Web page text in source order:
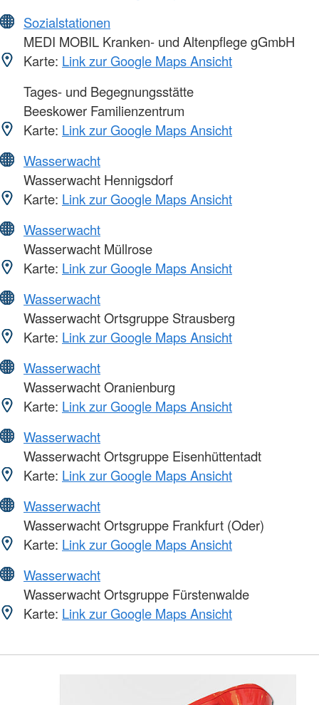
Sozialstationen
MEDI MOBIL Kranken- und Altenpflege gGmbH
Karte: Link zur Google Maps Ansicht
Tages- und Begegnungsstätte
Beeskower Familienzentrum
Karte: Link zur Google Maps Ansicht
Wasserwacht
Wasserwacht Hennigsdorf
Karte: Link zur Google Maps Ansicht
Wasserwacht
Wasserwacht Müllrose
Karte: Link zur Google Maps Ansicht
Wasserwacht
Wasserwacht Ortsgruppe Strausberg
Karte: Link zur Google Maps Ansicht
Wasserwacht
Wasserwacht Oranienburg
Karte: Link zur Google Maps Ansicht
Wasserwacht
Wasserwacht Ortsgruppe Eisenhüttentadt
Karte: Link zur Google Maps Ansicht
Wasserwacht
Wasserwacht Ortsgruppe Frankfurt (Oder)
Karte: Link zur Google Maps Ansicht
Wasserwacht
Wasserwacht Ortsgruppe Fürstenwalde
Karte: Link zur Google Maps Ansicht